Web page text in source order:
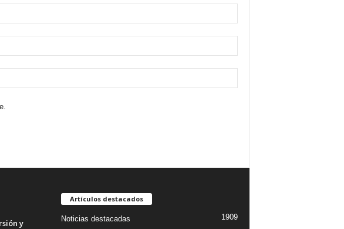
y
Artículos destacados
Noticias destacadas 1909